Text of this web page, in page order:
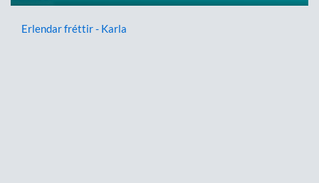
Erlendar fréttir - Karla